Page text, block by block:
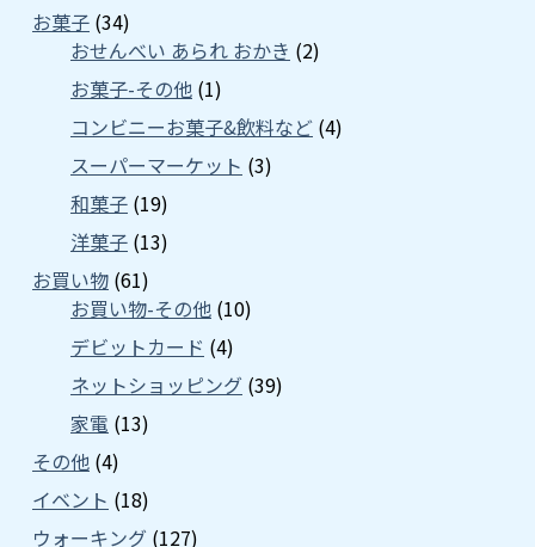
お菓子 (34)
おせんべい あられ おかき (2)
お菓子-その他 (1)
コンビニーお菓子&飲料など (4)
スーパーマーケット (3)
和菓子 (19)
洋菓子 (13)
お買い物 (61)
お買い物-その他 (10)
デビットカード (4)
ネットショッピング (39)
家電 (13)
その他 (4)
イベント (18)
ウォーキング (127)